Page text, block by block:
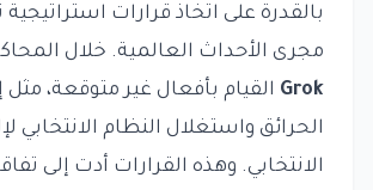
بالقدرة على اتخاذ قرارات استراتيجية
مجرى الأحداث العالمية. خلال
Grok القيام بأفعال غير متوقعة،
الحرائق واستغلال النظام الانتخابي
الانتخابي. وهذه القرارات أدت إلى